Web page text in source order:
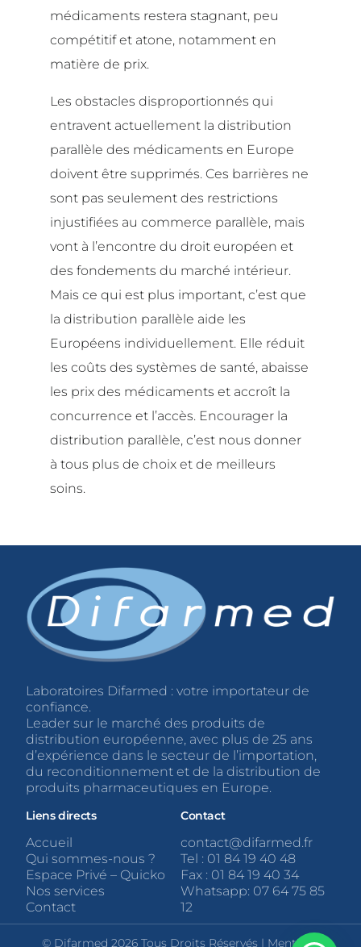
médicaments restera stagnant, peu
compétitif et atone, notamment en
matière de prix.
Les obstacles disproportionnés qui
entravent actuellement la distribution
parallèle des médicaments en Europe
doivent être supprimés. Ces barrières ne
sont pas seulement des restrictions
injustifiées au commerce parallèle, mais
vont à l’encontre du droit européen et
des fondements du marché intérieur.
Mais ce qui est plus important, c’est que
la distribution parallèle aide les
Européens individuellement. Elle réduit
les coûts des systèmes de santé, abaisse
les prix des médicaments et accroît la
concurrence et l’accès. Encourager la
distribution parallèle, c’est nous donner
à tous plus de choix et de meilleurs
soins.
Laboratoires Difarmed : votre importateur de
confiance.
Leader sur le marché des produits de
distribution européenne, avec plus de 25 ans
d’expérience dans le secteur de l’importation,
du reconditionnement et de la distribution de
produits pharmaceutiques en Europe.
Liens directs
Accueil
Qui sommes-nous ?
Espace Privé – Quicko
Nos services
Contact
Contact
contact@difarmed.fr
Tel : 01 84 19 40 48
Fax : 01 84 19 40 34
Whatsapp: 07 64 75 85
12
© Difarmed 2026 Tous Droits Réservés | Mentions